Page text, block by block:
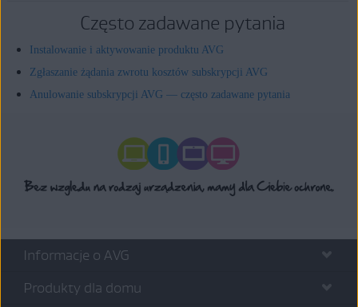
Często zadawane pytania
Instalowanie i aktywowanie produktu AVG
Zgłaszanie żądania zwrotu kosztów subskrypcji AVG
Anulowanie subskrypcji AVG — często zadawane pytania
Informacje o AVG
Produkty dla domu